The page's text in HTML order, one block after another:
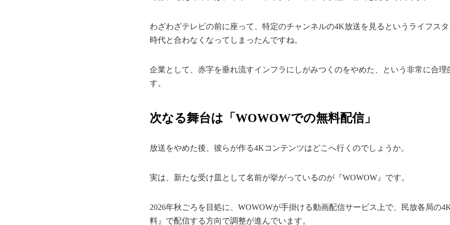
わざわざテレビの前に座って、特定のチャンネルの4K放送を見るというライフス
時代と合わなくなってしまったんですね。
企業として、赤字を垂れ流すインフラにしがみつくのをやめた、という非常に合理
す。
次なる舞台は「WOWOWでの無料配信」
放送をやめた後、彼らが作る4Kコンテンツはどこへ行くのでしょうか。
実は、新たな受け皿として名前が挙がっているのが『WOWOW』です。
2026年秋ごろを目処に、WOWOWが手掛ける動画配信サービス上で、民放各局の
料』で配信する方向で調整が進んでいます。